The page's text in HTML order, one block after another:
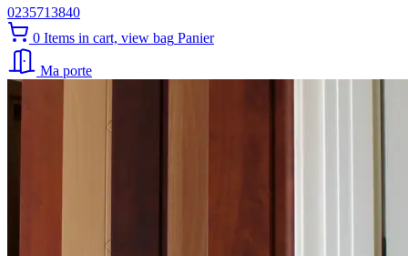
0235713840
0 Items in cart, view bag Panier
Ma porte